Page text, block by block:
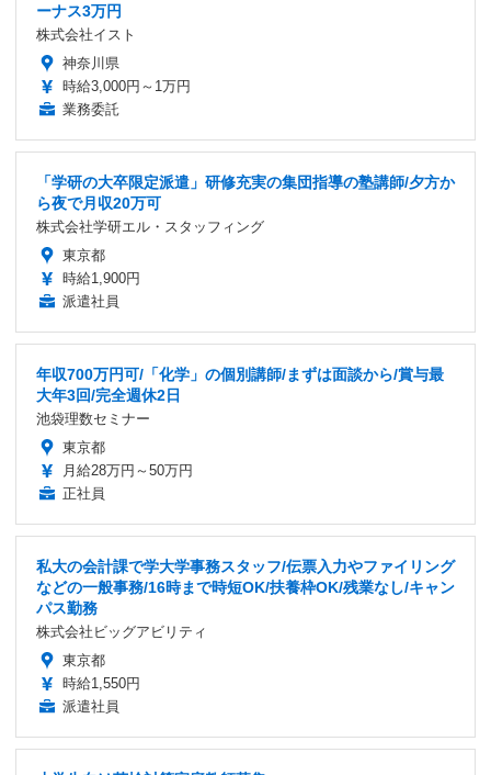
ーナス3万円
株式会社イスト
神奈川県
時給3,000円～1万円
業務委託
「学研の大卒限定派遣」研修充実の集団指導の塾講師/夕方か
ら夜で月収20万可
株式会社学研エル・スタッフィング
東京都
時給1,900円
派遣社員
年収700万円可/「化学」の個別講師/まずは面談から/賞与最
大年3回/完全週休2日
池袋理数セミナー
東京都
月給28万円～50万円
正社員
私大の会計課で学大学事務スタッフ/伝票入力やファイリング
などの一般事務/16時まで時短OK/扶養枠OK/残業なし/キャン
パス勤務
株式会社ビッグアビリティ
東京都
時給1,550円
派遣社員